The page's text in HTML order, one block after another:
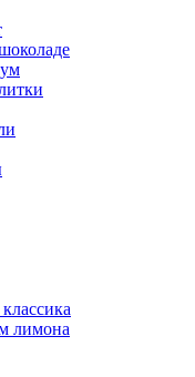
лимона